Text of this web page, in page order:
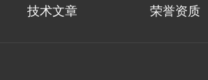
技术文章 荣誉资质